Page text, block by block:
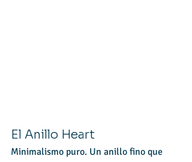
El Anillo Heart
Minimalismo puro. Un anillo fino que